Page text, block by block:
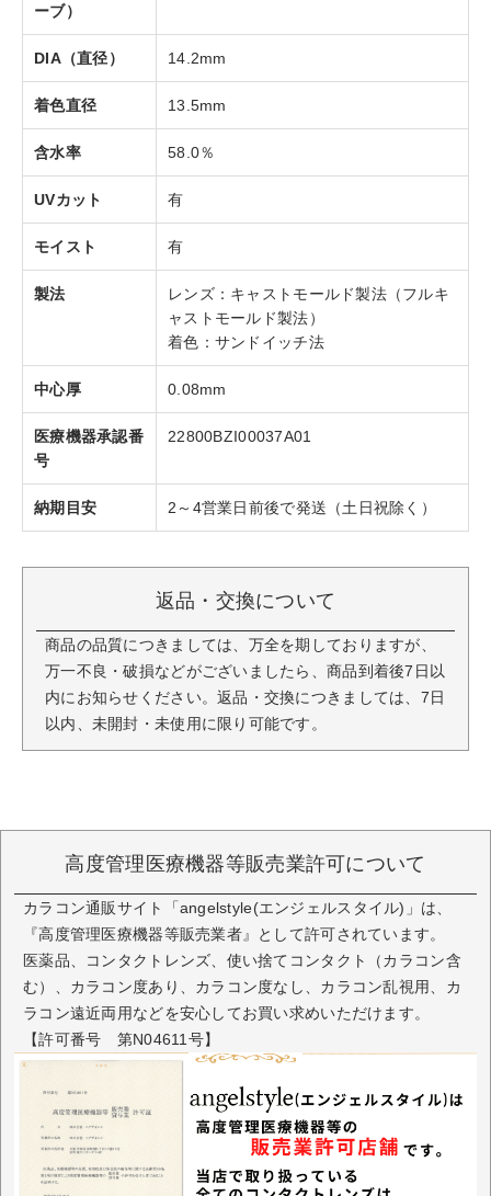
ーブ）
DIA（直径） 14.2mm
着色直径 13.5mm
含水率 58.0％
UVカット 有
モイスト 有
製法
レンズ：キャストモールド製法（フルキ
ャストモールド製法）
着色：サンドイッチ法
中心厚 0.08mm
医療機器承認番
号
22800BZI00037A01
納期目安 2～4営業日前後で発送（土日祝除く）
返品・交換について
商品の品質につきましては、万全を期しておりますが、
万一不良・破損などがございましたら、商品到着後7日以
内にお知らせください。返品・交換につきましては、7日
以内、未開封・未使用に限り可能です。
高度管理医療機器等販売業許可について
カラコン通販サイト「angelstyle(エンジェルスタイル)」は、
『高度管理医療機器等販売業者』として許可されています。
医薬品、コンタクトレンズ、使い捨てコンタクト（カラコン含
む）、カラコン度あり、カラコン度なし、カラコン乱視用、カ
ラコン遠近両用などを安心してお買い求めいただけます。
【許可番号 第N04611号】